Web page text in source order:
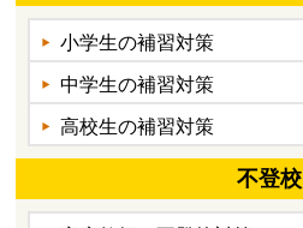
小学生の補習対策
中学生の補習対策
高校生の補習対策
不登校